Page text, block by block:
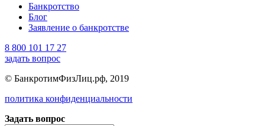
Банкротство
Блог
Заявление о банкротстве
8 800 101 17 27
задать вопрос
© БанкротимФизЛиц.рф, 2019
политика конфиденциальности
Задать вопрос